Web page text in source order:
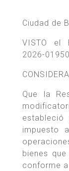
Ciudad de
VISTO el
2026-
Que la
impuesto
bienes
conforme